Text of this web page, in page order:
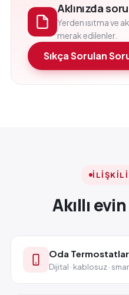
Aklınızda
Yerden ısıtma ve
merak edilenler.
Sıkça Sorulan
İLIŞKILI
Akıllı
Oda
Dijital · kablosuz ·